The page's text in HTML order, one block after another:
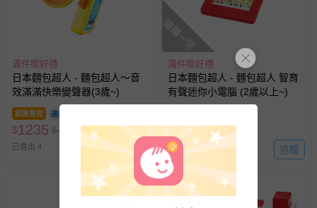
退貨，您可至『查詢訂單』>『已出貨』中查詢該筆訂單，
並點選『我要退貨』即可進行申請。若有相關退貨問題，請
LINE@客服ID: @mamilove我們將依序為您處理
針對滿件折/滿額贈…等活動，如因部份退貨，而該訂單保
留商品未達活動門檻，將以原價計算，活動贈品亦需一併退
回。
部分商品依據消費者保護法的規定，不適用七天鑑賞期/猶
易於腐敗、保存期限較短或解約時即將逾期（例如生鮮
滿件贈好禮
日本麵包超人 - 麵包超人～音
效滿滿快樂變聲器(3歲~)
即將售完
$1235 $1300
已售出 4
搶購一空
滿件贈好禮
日本麵包超人 - 麵包超人 智育
有聲迷你小電腦 (2歲以上~)
836 880
已售出 6 追蹤